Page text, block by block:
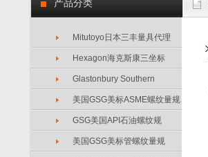
产品分类
Mitutoyo日本三丰量具代理
Hexagon海克斯康三坐标
Glastonbury Southern
美国GSG美标ASME螺纹量规
GSG美国API石油螺纹规
美国GSG美标管螺纹量规